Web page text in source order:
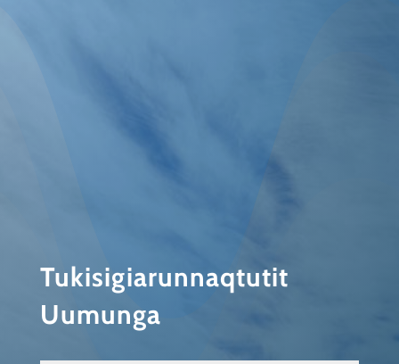
Tukisigiarunnaqtutit
Uumunga